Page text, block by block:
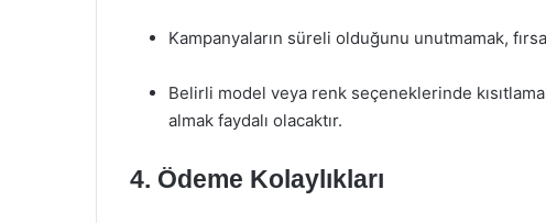
Kampanyaların süreli olduğunu unutmamak,
Belirli model veya renk seçeneklerinde
almak faydalı olacaktır.
4. Ödeme Kolaylıkları